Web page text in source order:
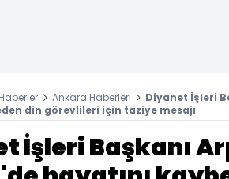
Ankara Haberleri
Diyanet İşleri
din görevlileri için taziye mesajı
İşleri Başkanı